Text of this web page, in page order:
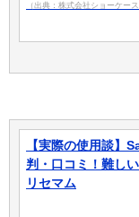
（出典：株式会社ショーケース
【実際の使用談】
判・口コミ！難し
リセマム